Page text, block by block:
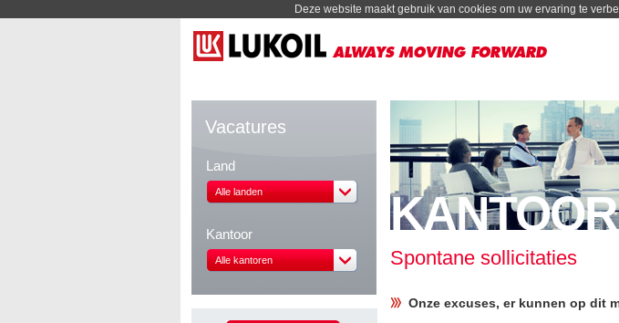
Deze website maakt gebruik van cookies om uw ervaring te
Vacatures
Land
Alle landen
Kantoor
Alle kantoren
KANTOOR
Spontane sollicitaties
Onze excuses, er kunnen op dit